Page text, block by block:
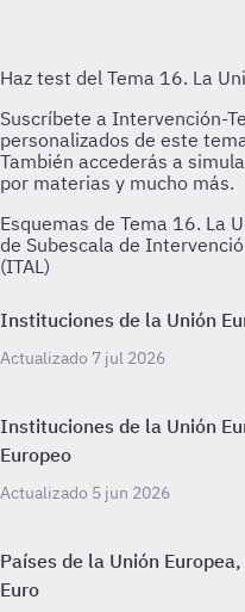
Esquemas de Tema 16. La
de Subescala de
(ITAL)
Instituciones de la Unión
Actualizado 7 jul 2026
Instituciones de la Unión
Europeo
Actualizado 5 jun 2026
Países de la Unión
Euro